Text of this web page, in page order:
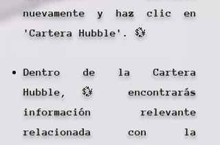
nuevamente y haz clic en
'Cartera Hubble'. 💱
Dentro de la Cartera
Hubble,💱 encontrarás
información relevante
relacionada con la